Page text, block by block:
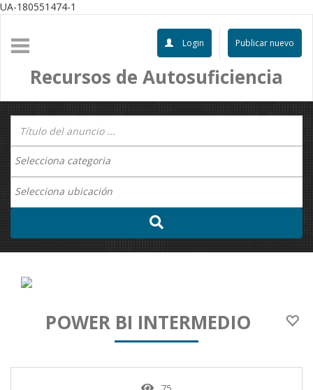
UA-180551474-1
Publicar nuevo
Login
Recursos de Autosuficiencia
POWER BI INTERMEDIO